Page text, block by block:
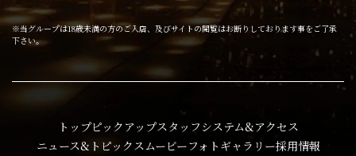
※当グループは18歳未満の方のご入店、及びサイトの閲覧はお断りしております事をご了承
下さい。
トップピックアップスタッフ システム&アクセス
ニュース&トピックスムービーフォトギャラリー採用情報